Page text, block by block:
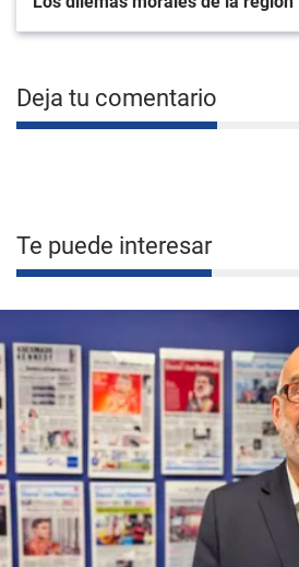
Deja tu comentario
Te puede interesar